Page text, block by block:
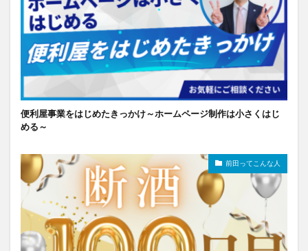
便利屋事業をはじめたきっかけ～ホームページ制作は小さくはじ
める～
前田ってこんな人